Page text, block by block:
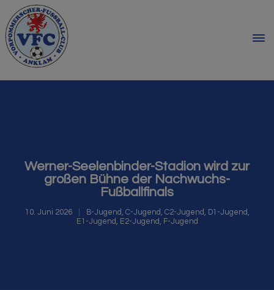
Werner-Seelenbinder-Stadion wird zur
großen Bühne der Nachwuchs-
Fußballfinals
10. Juni 2026 B-Jugend, C-Jugend, C2-Jugend, D1-Jugend,
E1-Jugend, E2-Jugend, F-Jugend